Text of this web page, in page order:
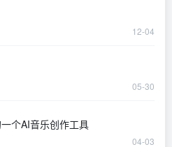
12-04
05-30
个AI音乐创作工具
04-03